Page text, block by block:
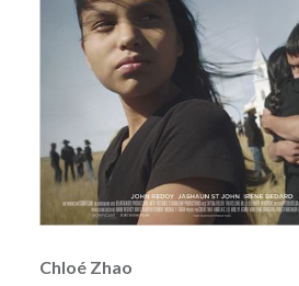
Chloé Zhao